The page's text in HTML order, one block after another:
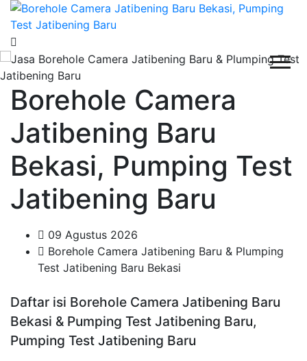
Borehole Camera
Jatibening Baru
Bekasi, Pumping Test
Jatibening Baru
09 Agustus 2026
Borehole Camera Jatibening Baru & Plumping
Test Jatibening Baru Bekasi
Daftar isi Borehole Camera Jatibening Baru
Bekasi & Pumping Test Jatibening Baru,
Pumping Test Jatibening Baru